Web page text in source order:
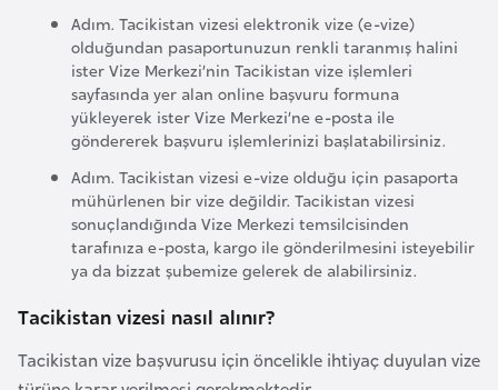
Adım. Tacikistan vizesi elektronik vize (e-vize)
olduğundan pasaportunuzun renkli taranmış halini
ister Vize Merkezi’nin Tacikistan vize işlemleri
sayfasında yer alan online başvuru formuna
yükleyerek ister Vize Merkezi’ne e-posta ile
göndererek başvuru işlemlerinizi başlatabilirsiniz.
Adım. Tacikistan vizesi e-vize olduğu için pasaporta
mühürlenen bir vize değildir. Tacikistan vizesi
sonuçlandığında Vize Merkezi temsilcisinden
tarafınıza e-posta, kargo ile gönderilmesini isteyebilir
ya da bizzat şubemize gelerek de alabilirsiniz.
Tacikistan vizesi nasıl alınır?
Tacikistan vize başvurusu için öncelikle ihtiyaç duyulan vize
i
n
a